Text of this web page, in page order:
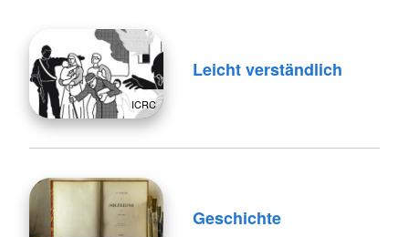
ICRC
Leicht verständlich
Geschichte